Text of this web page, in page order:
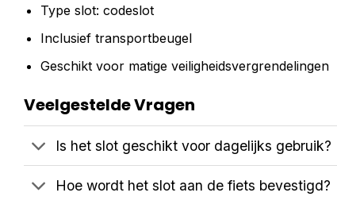
Type slot: codeslot
Inclusief transportbeugel
Geschikt voor matige veiligheidsvergrendelingen
Veelgestelde Vragen
Is het slot geschikt voor dagelijks gebruik?
Hoe wordt het slot aan de fiets bevestigd?